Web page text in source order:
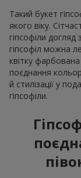
Такий букет
якого віку.
гіпсофіли
гіпсофіл можна
квітку
поєднання
й стилізації у
гіпсофіли.